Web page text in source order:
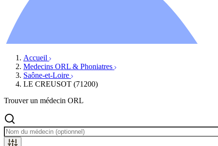
Évènements
Accueil
Medecins ORL & Phoniatres
Saône-et-Loire
LE CREUSOT (71200)
Trouver un médecin ORL